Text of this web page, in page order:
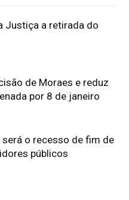
Justiça a retirada do
de Moraes e reduz
por 8 de janeiro
será o recesso de fim de
públicos